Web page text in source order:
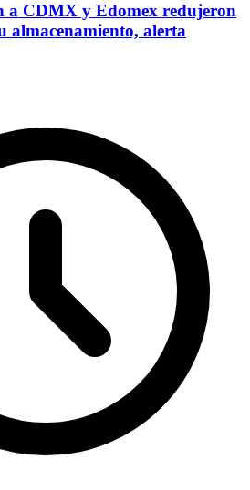
a CDMX y Edomex redujeron
almacenamiento, alerta